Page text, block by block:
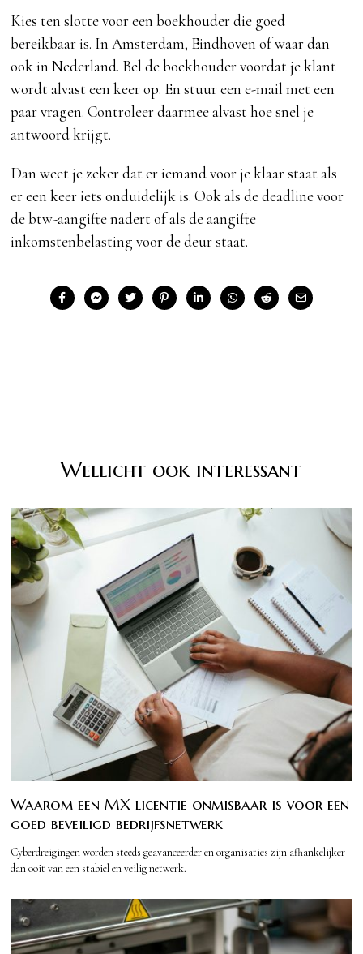
Kies ten slotte voor een boekhouder die goed
bereikbaar is. In Amsterdam, Eindhoven of waar dan
ook in Nederland. Bel de boekhouder voordat je klant
wordt alvast een keer op. En stuur een e-mail met een
paar vragen. Controleer daarmee alvast hoe snel je
antwoord krijgt.
Dan weet je zeker dat er iemand voor je klaar staat als
er een keer iets onduidelijk is. Ook als de deadline voor
de btw-aangifte nadert of als de aangifte
inkomstenbelasting voor de deur staat.
Wellicht ook interessant
Waarom een MX licentie onmisbaar is voor een
goed beveiligd bedrijfsnetwerk
Cyberdreigingen worden steeds geavanceerder en organisaties zijn afhankelijker
dan ooit van een stabiel en veilig netwerk.